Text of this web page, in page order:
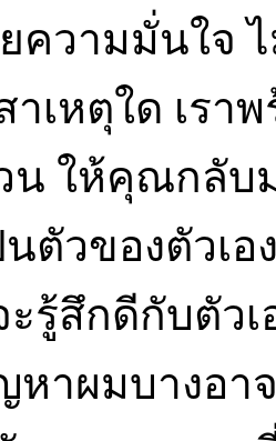
ความมั่นใจ
าเหตุใด เร
น ให้คุณกลั
ตัวของตัวเ
รู้สึกดีกับตัวเ
าผมบางอา